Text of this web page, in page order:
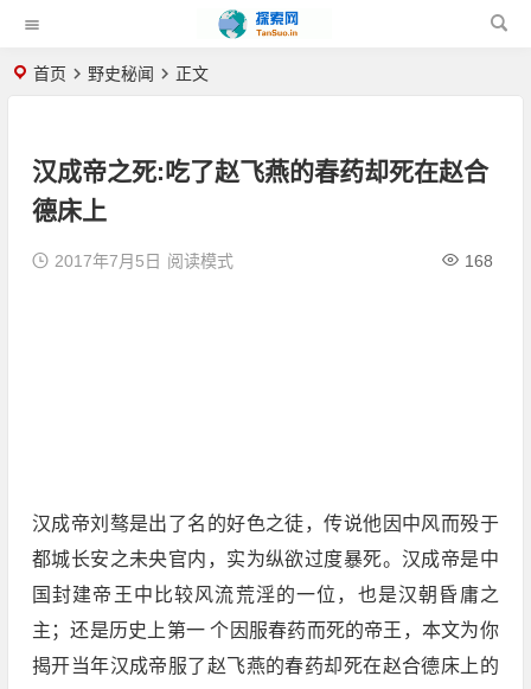
首页 野史秘闻 正文
汉成帝之死:吃了赵飞燕的春药却死在赵合
德床上
2017年7月5日 168
阅读模式
汉成帝刘骜是出了名的好色之徒，传说他因中风而殁于
都城长安之未央官内，实为纵欲过度暴死。汉成帝是中
国封建帝王中比较风流荒淫的一位，也是汉朝昏庸之
主；还是历史上第一 个因服春药而死的帝王，本文为你
揭开当年汉成帝服了赵飞燕的春药却死在赵合德床上的